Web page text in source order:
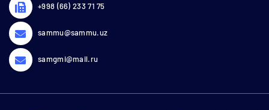
+998 (66) 233 71 75
sammu@sammu.uz
samgmi@mail.ru